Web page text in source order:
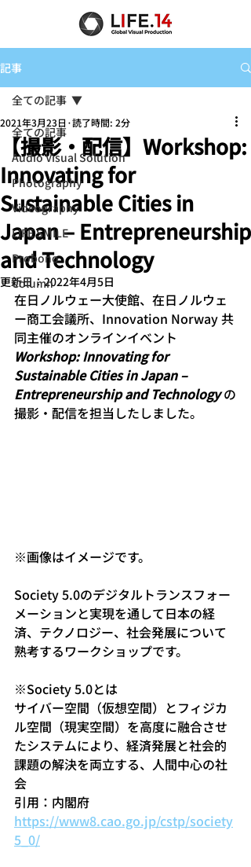
記事
全ての記事
Audio Visual Solution
Photography
Videography
LIFE SMILE
Probono
Column
全ての記事
【撮影・配信】Workshop:
Innovating for
Sustainable Cities in
Japan – Entrepreneurship
and Technology
2021年3月23日 読了時間: 2分
更新日：2022年4月5日
在日ノルウェー大使館、在日ノルウェ
ー商工会議所、Innovation Norway 共
同主催のオンラインイベント
Workshop: Innovating for
Sustainable Cities in Japan –
Entrepreneurship and Technology の
撮影・配信を担当したしました。
※画像はイメージです。
Society 5.0のデジタルトランスフォー
メーションと実現を通して日本の経
済、テクノロジー、社会発展について
熟考するワークショップです。
※Society 5.0とは
サイバー空間（仮想空間）とフィジカ
ル空間（現実空間）を高度に融合させ
たシステムにより、経済発展と社会的
課題の解決を両立する、人間中心の社
会
引用：内閣府
https://www8.cao.go.jp/cstp/society
5_0/